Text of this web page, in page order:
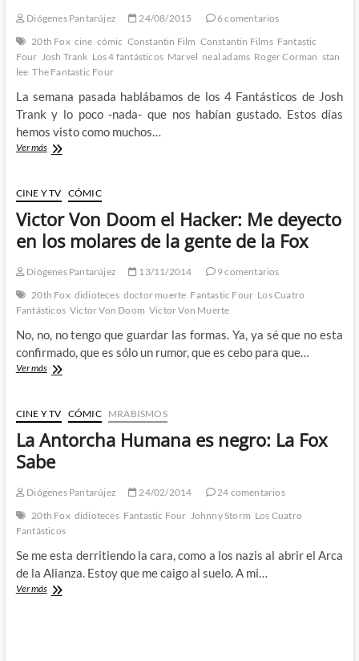
cost
Diógenes Pantarújez 24/08/2015
6 comentarios
20th Fox cine cómic Constantin Film Constantin Films Fantastic
Four Josh Trank Los 4 fantásticos Marvel neal adams Roger Corman stan
lee The Fantastic Four
La semana pasada hablábamos de los 4 Fantásticos de Josh
Trank y lo poco -nada- que nos habían gustado. Estos días
hemos visto como muchos…
Ver másComo
el
«The
Fantastic
de
Corman:
¿La
mejor
de
los
Fantásticos?
CINE Y TV CÓMIC
Victor Von Doom el Hacker: Me deyecto
en los molares de la gente de la Fox
Diógenes Pantarújez 13/11/2014
9 comentarios
20th Fox didioteces doctor muerte Fantastic Four Los Cuatro
Fantásticos Victor Von Doom Victor Von Muerte
No, no, no tengo que guardar las formas. Ya, ya sé que no esta
confirmado, que es sólo un rumor, que es cebo para que…
Ver másVictor
el
Hacker:
Me
en
molares
de
la
de
la
Fox
CINE Y TV CÓMIC MRABISMOS
La Antorcha Humana es negro: La Fox
Sabe
Diógenes Pantarújez 24/02/2014
24 comentarios
20th Fox didioteces Fantastic Four Johnny Storm Los Cuatro
Fantásticos
Se me esta derritiendo la cara, como a los nazis al abrir el Arca
de la Alianza. Estoy que me caigo al suelo. A mi…
Ver másLa